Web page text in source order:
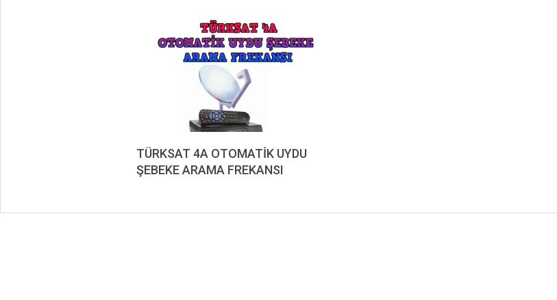
TÜRKSAT 4A OTOMATİK UYDU
ŞEBEKE ARAMA FREKANSI